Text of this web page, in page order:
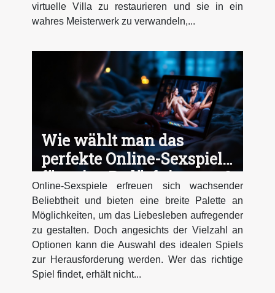
virtuelle Villa zu restaurieren und sie in ein
wahres Meisterwerk zu verwandeln,...
Wie wählt man das
perfekte Online-Sexspiel
für seine Bedürfnisse aus?
Online-Sexspiele erfreuen sich wachsender
Beliebtheit und bieten eine breite Palette an
Möglichkeiten, um das Liebesleben aufregender
zu gestalten. Doch angesichts der Vielzahl an
Optionen kann die Auswahl des idealen Spiels
zur Herausforderung werden. Wer das richtige
Spiel findet, erhält nicht...